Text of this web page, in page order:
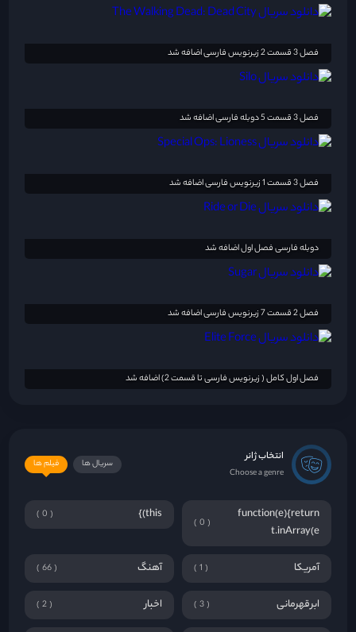
فصل 3 قسمت 2 زیرنویس فارسی اضافه شد
فصل 3 قسمت 5 دوبله فارسی اضافه شد
فصل 3 قسمت 1 زیرنویس فارسی اضافه شد
دوبله فارسی فصل اول اضافه شد
فصل 2 قسمت 7 زیرنویس فارسی اضافه شد
فصل اول کامل ( زیرنویس فارسی تا قسمت 2) اضافه شد
انتخاب ژانر
Choose a genre
فیلم ها سریال ها
function(e){return
t.inArray(e
0
this)}
0
آمریکا 1 آهنگ 66
ابرقهرمانی 3 اخبار 2